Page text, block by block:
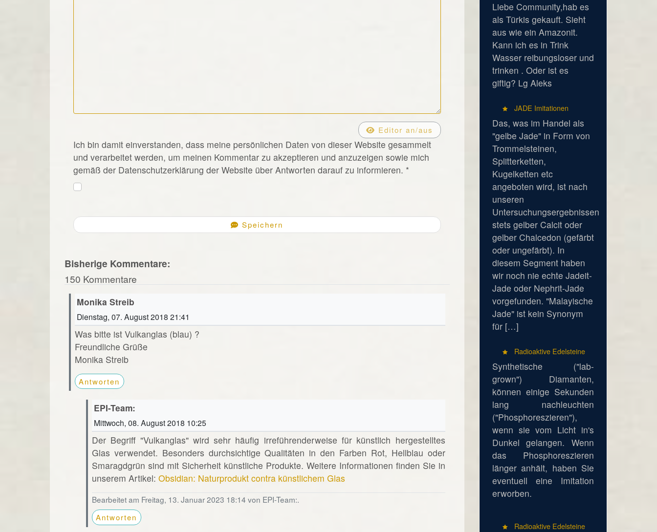
Editor an/aus
Ich bin damit einverstanden, dass meine persönlichen Daten von dieser Website gesammelt
und verarbeitet werden, um meinen Kommentar zu akzeptieren und anzuzeigen sowie mich
gemäß der Datenschutzerklärung der Website über Antworten darauf zu informieren. *
Speichern
Bisherige Kommentare:
150 Kommentare
Monika Streib
Dienstag, 07. August 2018 21:41
Was bitte ist Vulkanglas (blau) ?
Freundliche Grüße
Monika Streib
Antworten
EPI-Team:
Mittwoch, 08. August 2018 10:25
Der Begriff "Vulkanglas" wird sehr häufig irreführenderweise für künstlich hergestelltes
Glas verwendet. Besonders durchsichtige Qualitäten in den Farben Rot, Hellblau oder
Smaragdgrün sind mit Sicherheit künstliche Produkte. Weitere Informationen finden Sie in
unserem Artikel: Obsidian: Naturprodukt contra künstlichem Glas
Bearbeitet am Freitag, 13. Januar 2023 18:14 von EPI-Team:.
Antworten
Liebe Community,hab es
als Türkis gekauft. Sieht
aus wie ein Amazonit.
Kann ich es in Trink
Wasser reibungsloser und
trinken . Oder ist es
giftig? Lg Aleks
JADE Imitationen
Das, was im Handel als
"gelbe Jade" in Form von
Trommelsteinen,
Splitterketten,
Kugelketten etc
angeboten wird, ist nach
unseren
Untersuchungsergebnissen
stets gelber Calcit oder
gelber Chalcedon (gefärbt
oder ungefärbt). In
diesem Segment haben
wir noch nie echte Jadeit-
Jade oder Nephrit-Jade
vorgefunden. "Malayische
Jade" ist kein Synonym
für […]
Radioaktive Edelsteine
Synthetische ("lab-
grown") Diamanten,
können einige Sekunden
lang nachleuchten
("Phosphoreszieren"),
wenn sie vom Licht in's
Dunkel gelangen. Wenn
das Phosphoreszieren
länger anhält, haben Sie
eventuell eine Imitation
erworben.
Radioaktive Edelsteine